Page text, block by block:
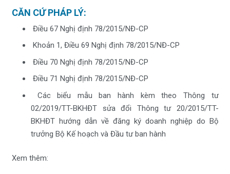
CĂN CỨ PHÁP LÝ:
Điều 67 Nghị định 78/2015/NĐ-CP
Khoản 1, Điều 69 Nghị định 78/2015/NĐ-CP
Điều 70 Nghị định 78/2015/NĐ-CP
Điều 71 Nghị định 78/2015/NĐ-CP
Các biểu mẫu ban hành kèm theo Thông tư
02/2019/TT-BKHĐT sửa đổi Thông tư 20/2015/TT-
BKHĐT hướng dẫn về đăng ký doanh nghiệp do Bộ
trưởng Bộ Kế hoạch và Đầu tư ban hành
Xem thêm: